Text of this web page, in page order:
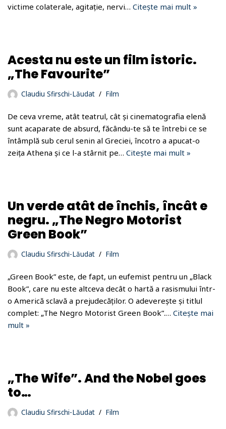
victime colaterale, agitație, nervi… Citește mai mult »
Acesta nu este un film istoric.
„The Favourite”
Claudiu Sfirschi-Lăudat Film
De ceva vreme, atât teatrul, cât și cinematografia elenă
sunt acaparate de absurd, făcându-te să te întrebi ce se
întâmplă sub cerul senin al Greciei, încotro a apucat-o
zeița Athena și ce l-a stârnit pe… Citește mai mult »
Un verde atât de închis, încât e
negru. „The Negro Motorist
Green Book”
Claudiu Sfirschi-Lăudat Film
„Green Book” este, de fapt, un eufemist pentru un „Black
Book”, care nu este altceva decât o hartă a rasismului într-
o Americă sclavă a prejudecăților. O adeverește și titlul
complet: „The Negro Motorist Green Book”.… Citește mai
mult »
„The Wife”. And the Nobel goes
to…
Claudiu Sfirschi-Lăudat Film